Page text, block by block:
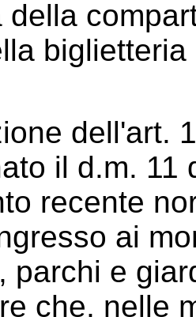
della
dell'art.
il d.m. 11
recente
ai
parchi e
che, nelle